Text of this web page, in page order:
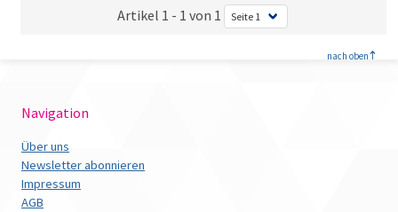
Artikel 1 - 1 von 1
nach oben
Navigation
Über uns
Newsletter abonnieren
Impressum
AGB